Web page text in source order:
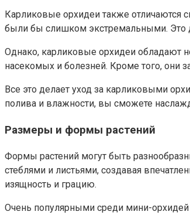
Карликовые орхидеи также отличаются
были бы слишком экстремальными. Это
Однако, карликовые орхидеи обладают
насекомых и болезней. Кроме того, они
Все это делает уход за карликовыми
полива и влажности, вы сможете
Размеры и формы растений
Формы растений могут быть
стеблями и листьями, создавая
изящность и грацию.
Очень популярными среди мини-